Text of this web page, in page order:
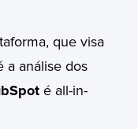
que visa
a análise dos
é all-in-